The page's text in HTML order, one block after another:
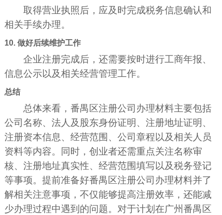
取得营业执照后，应及时完成税务信息确认和
相关手续办理。
10. 做好后续维护工作
企业注册完成后，还需要按时进行工商年报、
信息公示以及相关经营管理工作。
总结
总体来看，番禺区注册公司办理材料主要包括
公司名称、法人及股东身份证明、注册地址证明、
注册资本信息、经营范围、公司章程以及相关人员
资料等内容。同时，创业者还需重点关注名称审
核、注册地址真实性、经营范围填写以及税务登记
等事项。提前准备好番禺区注册公司办理材料并了
解相关注意事项，不仅能够提高注册效率，还能减
少办理过程中遇到的问题。对于计划在广州番禺区